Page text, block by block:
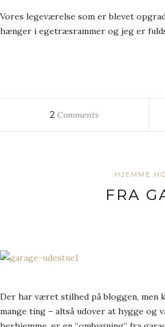
Vores legeværelse som er blevet
hænger i egetræsrammer og jeg er
2 Comments
HJEMME
FRA
Der har været stilhed på bloggen, men
mange ting – altså udover at hygge og